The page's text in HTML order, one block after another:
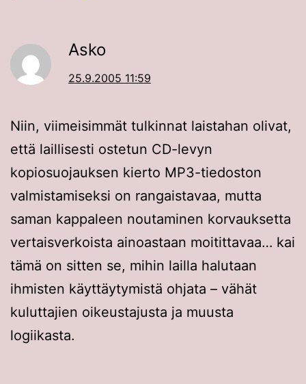
Asko
25.9.2005 11:59
Niin, viimeisimmät tulkinnat laistahan olivat,
että laillisesti ostetun CD-levyn
kopiosuojauksen kierto MP3-tiedoston
valmistamiseksi on rangaistavaa, mutta
saman kappaleen noutaminen korvauksetta
vertaisverkoista ainoastaan moitittavaa… kai
tämä on sitten se, mihin lailla halutaan
ihmisten käyttäytymistä ohjata – vähät
kuluttajien oikeustajusta ja muusta
logiikasta.